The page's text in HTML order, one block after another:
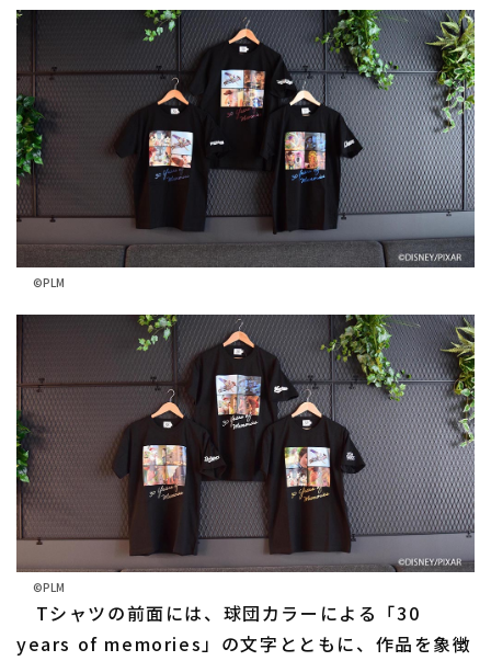
©PLM
©PLM
Tシャツの前面には、球団カラーによる「30
years of memories」の文字とともに、作品を象徴